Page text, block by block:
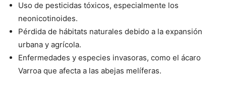
Uso de pesticidas tóxicos, especialmente los
neonicotinoides.
Pérdida de hábitats naturales debido a la expansión
urbana y agrícola.
Enfermedades y especies invasoras, como el ácaro
Varroa que afecta a las abejas melíferas.